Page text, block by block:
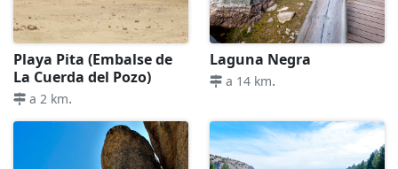
Playa Pita (Embalse de
La Cuerda del Pozo)
a 2 km.
Laguna Negra
a 14 km.